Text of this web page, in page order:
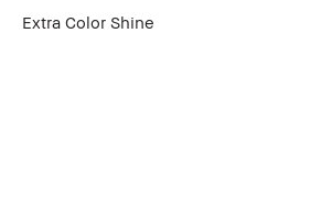
Extra Color Shine